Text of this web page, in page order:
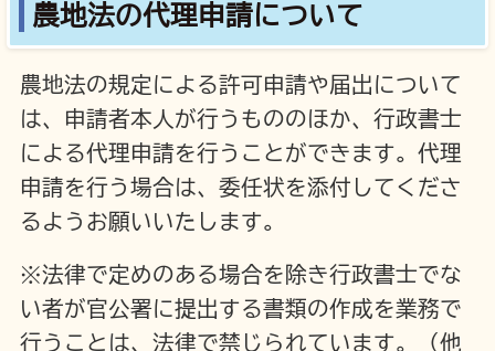
農地法の代理申請について
農地法の規定による許可申請や届出について
は、申請者本人が行うもののほか、行政書士
による代理申請を行うことができます。代理
申請を行う場合は、委任状を添付してくださ
るようお願いいたします。
※法律で定めのある場合を除き行政書士でな
い者が官公署に提出する書類の作成を業務で
行うことは、法律で禁じられています。（他